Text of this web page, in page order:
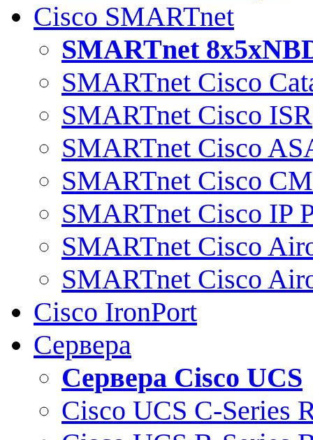
Cisco SMARTnet
SMARTnet
SMARTnet Cisco
SMARTnet Cisco ISR
SMARTnet Cisco
SMARTnet Cisco
SMARTnet Cisco IP
SMARTnet Cisco
SMARTnet Cisco
Cisco IronPort
Сервера
Сервера Cisco UCS
Cisco UCS C-Series